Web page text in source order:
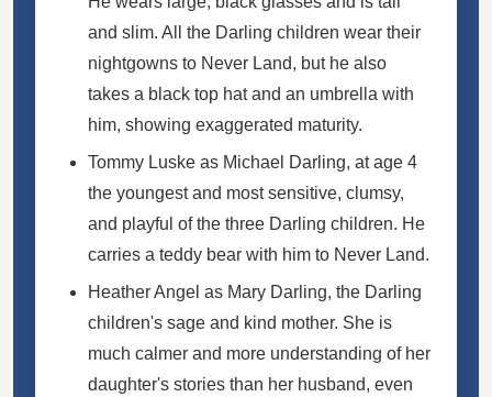
and slim. All the Darling children wear their
nightgowns to Never Land, but he also
takes a black top hat and an umbrella with
him, showing exaggerated maturity.
Tommy Luske as Michael Darling, at age 4
the youngest and most sensitive, clumsy,
and playful of the three Darling children. He
carries a teddy bear with him to Never Land.
Heather Angel as Mary Darling, the Darling
children's sage and kind mother. She is
much calmer and more understanding of her
daughter's stories than her husband, even